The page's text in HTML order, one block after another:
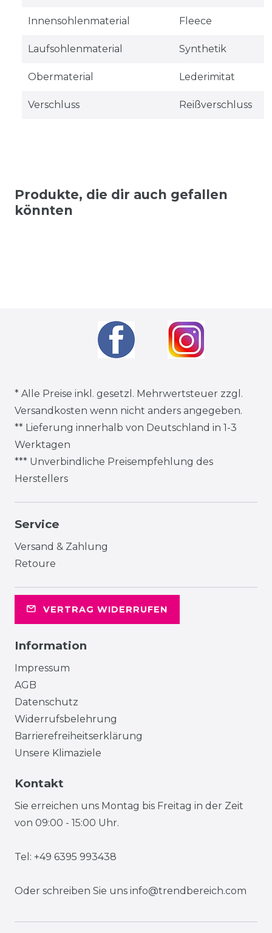
Innensohlenmaterial Fleece
Laufsohlenmaterial Synthetik
Obermaterial Lederimitat
Verschluss Reißverschluss
Produkte, die dir auch gefallen
könnten
* Alle Preise inkl. gesetzl. Mehrwertsteuer zzgl.
Versandkosten wenn nicht anders angegeben.
** Lieferung innerhalb von Deutschland in 1-3
Werktagen
*** Unverbindliche Preisempfehlung des
Herstellers
Service
Versand & Zahlung
Retoure
VERTRAG WIDERRUFEN
Information
Impressum
AGB
Datenschutz
Widerrufsbelehrung
Barrierefreiheitserklärung
Unsere Klimaziele
Kontakt
Sie erreichen uns Montag bis Freitag in der Zeit
von 09:00 - 15:00 Uhr.
Tel: +49 6395 993438
Oder schreiben Sie uns info@trendbereich.com